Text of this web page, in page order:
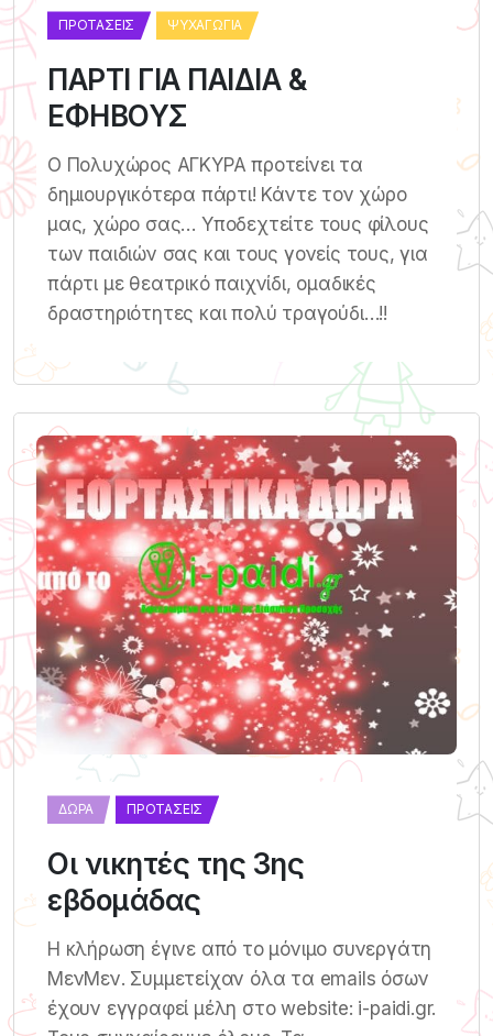
ΠΡΟΤΆΣΕΙΣ ΨΥΧΑΓΩΓΊΑ
ΠΑΡΤΙ ΓΙΑ ΠΑΙΔΙΑ &
ΕΦΗΒΟΥΣ
Ο Πολυχώρος ΑΓΚΥΡΑ προτείνει τα
δηµιουργικότερα πάρτι! Κάντε τον χώρο
μας, χώρο σας… Υποδεχτείτε τους φίλους
των παιδιών σας και τους γονείς τους, για
πάρτι με θεατρικό παιχνίδι, ομαδικές
δραστηριότητες και πολύ τραγούδι…!!
ΔΏΡΑ ΠΡΟΤΆΣΕΙΣ
Οι νικητές της 3ης
εβδομάδας
Η κλήρωση έγινε από το μόνιμο συνεργάτη
ΜενΜεν. Συμμετείχαν όλα τα emails όσων
έχουν εγγραφεί μέλη στο website: i-paidi.gr.